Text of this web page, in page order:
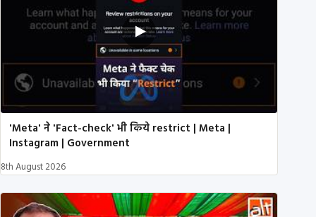
'Meta' ने 'Fact-check' भी किये restrict | Meta |
Instagram | Government
8th August 2026